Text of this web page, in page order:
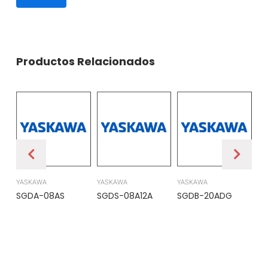
Productos Relacionados
YASKAWA
SGDA-08AS
YASKAWA
SGDS-08A12A
YASKAWA
SGDB-20ADG